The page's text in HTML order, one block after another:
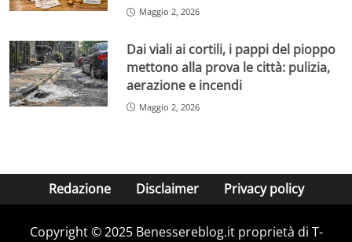
Maggio 2, 2026
Dai viali ai cortili, i pappi del pioppo
mettono alla prova le città: pulizia,
aerazione e incendi
Maggio 2, 2026
Redazione Disclaimer Privacy policy
Copyright © 2025 Benessereblog.it proprietà di T-